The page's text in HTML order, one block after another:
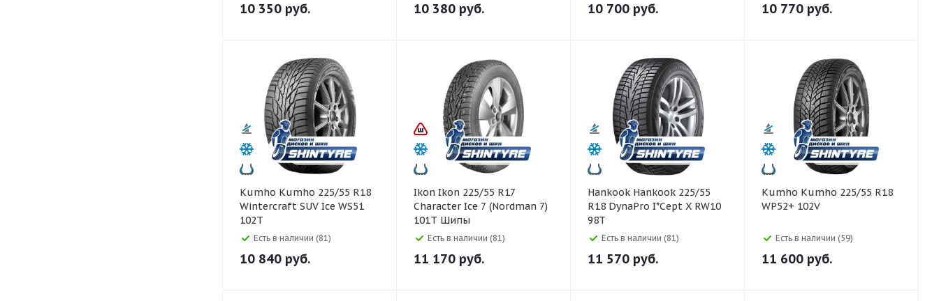
10 350 руб. 10 380 руб. 10 700 руб. 10 770 руб.
Kumho Kumho 225/55 R18
Wintercraft SUV Ice WS51
102T
Есть в наличии (81)
10 840 руб.
Ikon Ikon 225/55 R17
Character Ice 7 (Nordman 7)
101T Шипы
Есть в наличии (81)
11 170 руб.
Hankook Hankook 225/55
R18 DynaPro I*Cept X RW10
98T
Есть в наличии (81)
11 570 руб.
Kumho Kumho 225/55 R18
WP52+ 102V
Есть в наличии (59)
11 600 руб.